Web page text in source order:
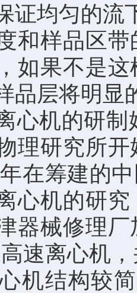
证均匀的流
和样品区
如果不是
品层将明显
心机的研
理研究所
在筹建的
心机的研
器械修理
速离心机
机结构较